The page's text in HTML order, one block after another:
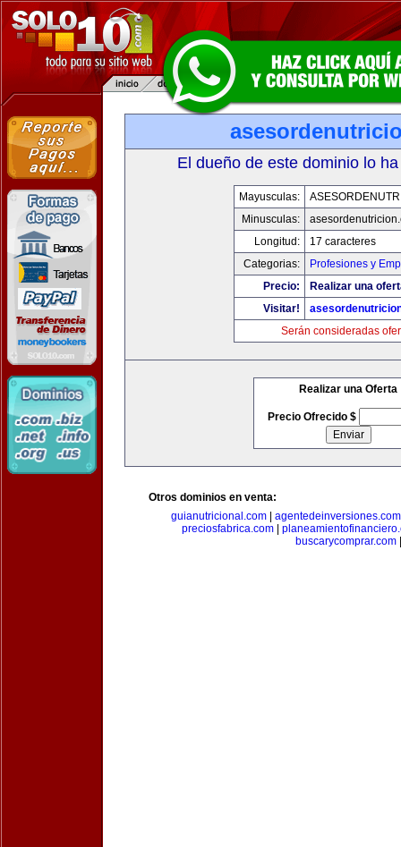
El dueño de este dominio lo
Mayusculas:
Minusculas:
Longitud:
17 caracteres
Categorias:
Profesiones y
Precio:
Realizar una
Visitar!
Serán consideradas
Realizar una Oferta
Precio Ofrecido $
Otros dominios en venta:
guianutricional.com
agentedeinversiones.com
preciosfabrica.com|
buscarycomprar.com|